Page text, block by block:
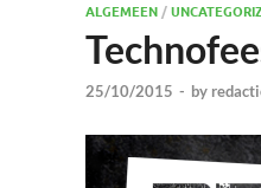
ALGEMEEN /
25/10/2015 - by